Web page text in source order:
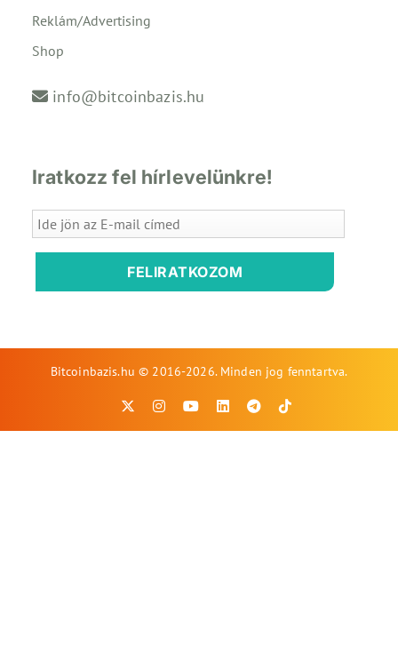
Reklám/Advertising
Shop
info@bitcoinbazis.hu
Iratkozz fel hírlevelünkre!
FELIRATKOZOM
Bitcoinbazis.hu © 2016-2026. Minden jog fenntartva.